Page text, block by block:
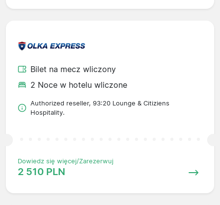
Bilet na mecz wliczony
2 Noce w hotelu wliczone
Authorized reseller, 93:20 Lounge & Citiziens
Hospitality.
Dowiedz się więcej/Zarezerwuj
2 510 PLN